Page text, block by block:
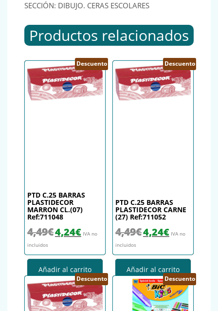
SECCIÓN: DIBUJO. CERAS ESCOLARES
Productos relacionados
Descuento
PTD C.25 BARRAS
PLASTIDECOR
MARRON CL.(07)
Ref:711048
4,49€ El precio original era: 4,49€.
4,24€El precio actual es: 4,24€.
IVA no
incluidos
Añadir al carrito
Descuento
PTD C.25 BARRAS
PLASTIDECOR CARNE
(27) Ref:711052
4,49€ El precio original era: 4,49€.
4,24€El precio actual
IVA no
incluidos
Añadir al carrito
Descuento Descuento